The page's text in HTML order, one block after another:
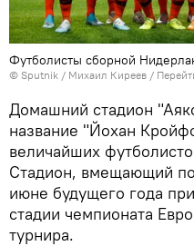
Футболисты сборной
© Sputnik / Михаил Киреев /
Домашний стадион
название "Йохан
величайших
Стадион, вмещающий
июне будущего года
стадии чемпионата
турнира.